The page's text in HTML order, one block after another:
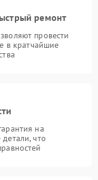
ремонт
провести
в кратчайшие
на
что